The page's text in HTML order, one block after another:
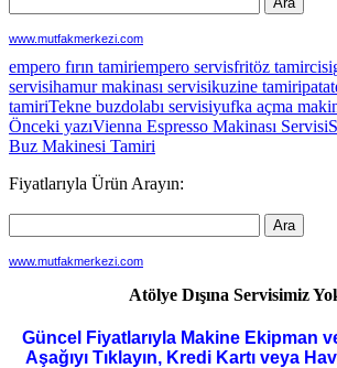
www.mutfakmerkezi.com
empero fırın tamiriempero servisfritöz tamircisi
servisihamur makinası servisikuzine tamiri
tamiriTekne buzdolabı servisiyufka açma
Yazı
dolaşımı
Önceki yazıVienna Espresso Makinası Servisi
Buz Makinesi Tamiri
Fiyatlarıyla Ürün Arayın:
www.mutfakmerkezi.com
Atölye Dışına Servisimiz
Güncel Fiyatlarıyla Makine Ekipman
Aşağıyı Tıklayın, Kredi Kartı veya